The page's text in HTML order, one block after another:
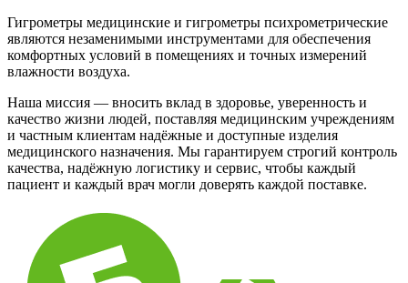
Гигрометры медицинские и гигрометры психрометрические
являются незаменимыми инструментами для обеспечения
комфортных условий в помещениях и точных измерений
влажности воздуха.
Наша миссия — вносить вклад в здоровье, уверенность и
качество жизни людей, поставляя медицинским учреждениям
и частным клиентам надёжные и доступные изделия
медицинского назначения. Мы гарантируем строгий контроль
качества, надёжную логистику и сервис, чтобы каждый
пациент и каждый врач могли доверять каждой поставке.